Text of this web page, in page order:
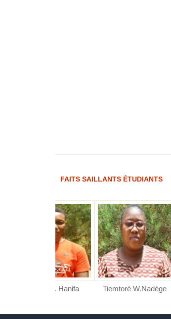
FAITS SAILLANTS ÉTUDIANTS
Tiemtoré W.Nadège